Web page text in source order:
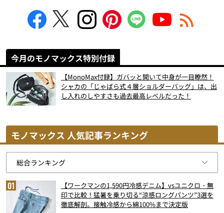
今月のモノマックス特別付録
【MonoMax付録】ガバッと開いて中身が一目瞭然！
シャカの「じゃばら式４層ショルダーバッグ」は、出
し入れのしやすさも過去最高レベルだった！
モノマックス 人気記事ランキング
【ワークマンの1,590円冷感デニム】vsユニクロ・無
印で比較！猛暑を乗り切る“涼感ロングパンツ”3選を
徹底解剖。接触冷感から綿100%まで決定版